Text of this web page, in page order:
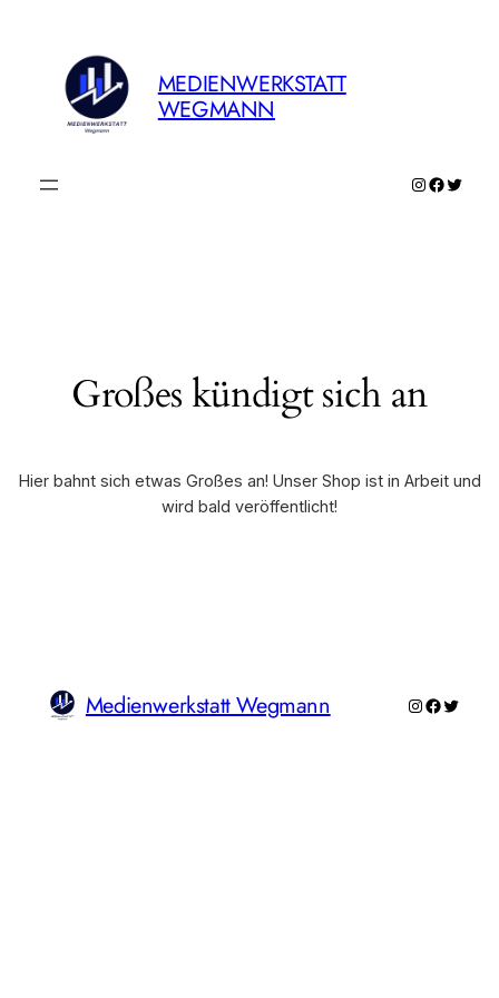
MEDIENWERKSTATT
WEGMANN
Instagram
Großes kündigt sich an
Hier bahnt sich etwas Großes an! Unser Shop ist in Arbeit und
wird bald veröffentlicht!
Medienwerkstatt Wegmann Instagram